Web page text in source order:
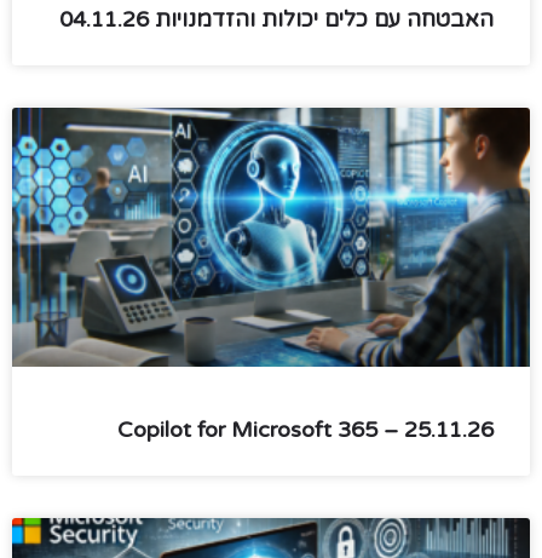
האבטחה עם כלים יכולות והזדמנויות 04.11.26
Copilot for Microsoft 365 – 25.11.26